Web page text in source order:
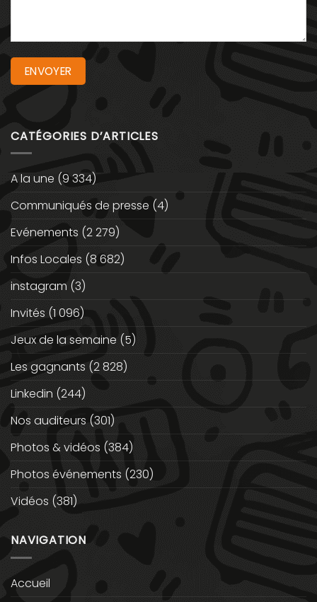
CATÉGORIES D’ARTICLES
A la une (9 334)
Communiqués de presse (4)
Evénements (2 279)
Infos Locales (8 682)
instagram (3)
Invités (1 096)
Jeux de la semaine (5)
Les gagnants (2 828)
Linkedin (244)
Nos auditeurs (301)
Photos & vidéos (384)
Photos événements (230)
Vidéos (381)
NAVIGATION
Accueil